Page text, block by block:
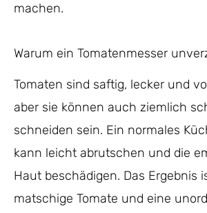
machen.
Warum ein Tomatenmesser
Tomaten sind saftig, lecker und
aber sie können auch ziemlich
schneiden sein. Ein normales
kann leicht abrutschen und die
Haut beschädigen. Das Ergebnis
matschige Tomate und eine